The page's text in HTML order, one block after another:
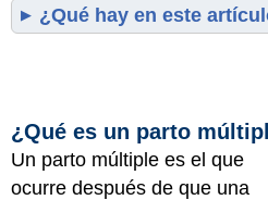
¿Qué hay en este
¿Qué es un parto
Un parto múltiple es el que
ocurre después de que una